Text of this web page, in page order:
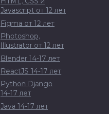
Javascript от 12 лет
Figma от 12 лет
Photoshop,
Illustrator от 12 лет
Blender 14-17 лет
ReactJS 14-17 лет
Python Django
14-17 лет
Java 14-17 лет